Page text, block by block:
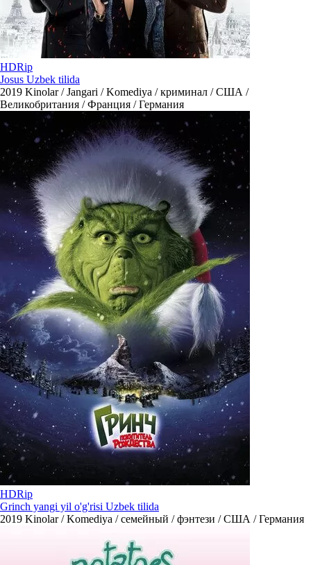
HDRip
Josus Uzbek tilida
2019 Kinolar / Jangari / Komediya / криминал / США /
Великобритания / Франция / Германия
HDRip
Grinch yangi yil o'g'risi Uzbek tilida
2019 Kinolar / Komediya / семейный / фэнтези / США / Германия